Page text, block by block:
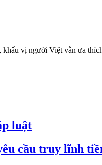
vị người Việt vẫn ưa
luật
cầu truy lĩnh